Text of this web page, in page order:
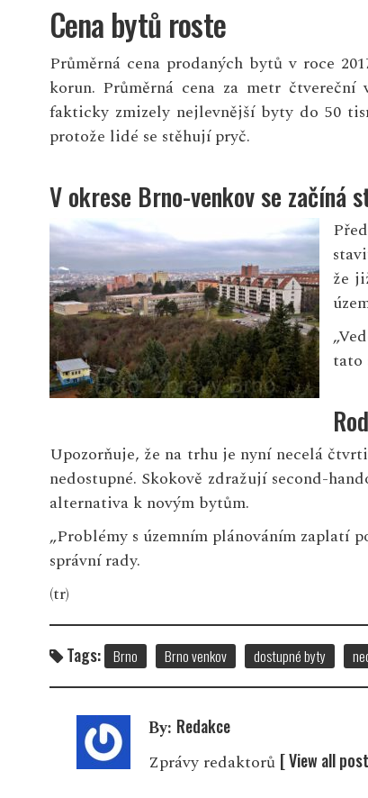
Cena bytů roste
Průměrná cena prodaných bytů v roce
korun. Průměrná cena za metr
fakticky zmizely nejlevnější byty do 50
protože lidé se stěhují pryč.
V okrese Brno-venkov se začíná
že
tato
Upozorňuje, že na trhu je nyní necelá
nedostupné. Skokově zdražují second-
alternativa k novým bytům.
„Problémy s územním plánováním zaplatí
správní rady.
(tr)
Tags: Brno Brno venkov dostupné byty
By: Redakce
Zprávy redaktorů [ View all